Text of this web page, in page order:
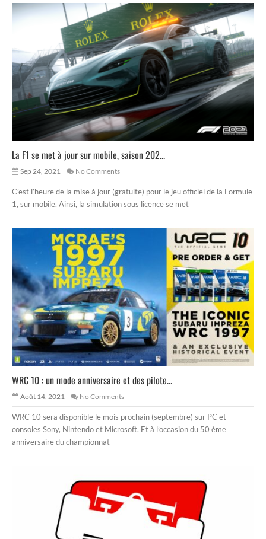
La F1 se met à jour sur mobile, saison 202...
Sep 24, 2021 No Comments
C’est l’heure de la mise à jour (gratuite) pour le jeu officiel de la Formule
1, sur mobile. Ainsi, la simulation sous licence se met
WRC 10 : un mode anniversaire et des pilote...
Août 14, 2021 No Comments
WRC 10 sera disponible le mois prochain (septembre) sur PC et
consoles Sony, Nintendo et Microsoft. Et à l’occasion du 50 ème
anniversaire du championnat